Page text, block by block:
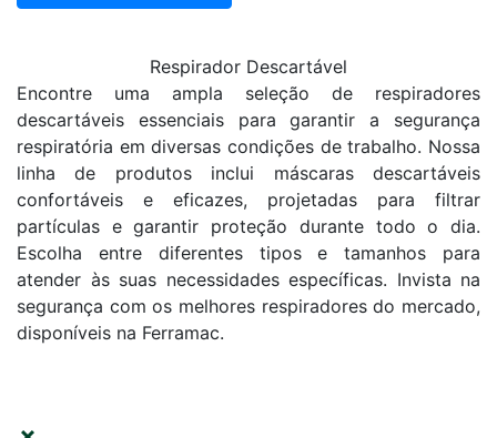
Respirador Descartável
Encontre uma ampla seleção de respiradores
descartáveis essenciais para garantir a segurança
respiratória em diversas condições de trabalho. Nossa
linha de produtos inclui máscaras descartáveis
confortáveis e eficazes, projetadas para filtrar
partículas e garantir proteção durante todo o dia.
Escolha entre diferentes tipos e tamanhos para
atender às suas necessidades específicas. Invista na
segurança com os melhores respiradores do mercado,
disponíveis na Ferramac.